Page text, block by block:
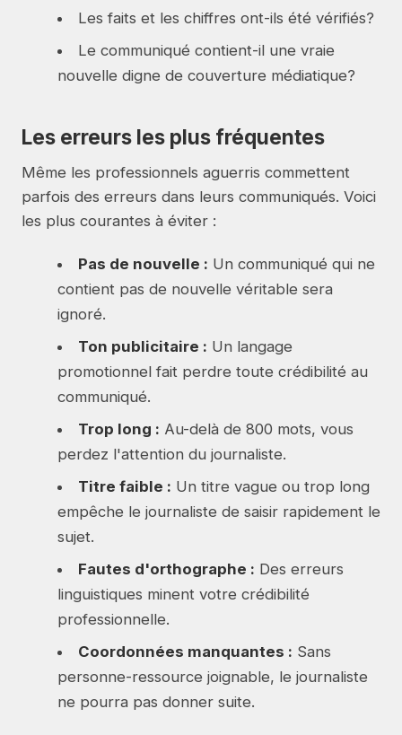
Les faits et les chiffres ont-ils été vérifiés?
Le communiqué contient-il une vraie
nouvelle digne de couverture médiatique?
Les erreurs les plus fréquentes
Même les professionnels aguerris commettent
parfois des erreurs dans leurs communiqués. Voici
les plus courantes à éviter :
Pas de nouvelle : Un communiqué qui ne
contient pas de nouvelle véritable sera
ignoré.
Ton publicitaire : Un langage
promotionnel fait perdre toute crédibilité au
communiqué.
Trop long : Au-delà de 800 mots, vous
perdez l'attention du journaliste.
Titre faible : Un titre vague ou trop long
empêche le journaliste de saisir rapidement le
sujet.
Fautes d'orthographe : Des erreurs
linguistiques minent votre crédibilité
professionnelle.
Coordonnées manquantes : Sans
personne-ressource joignable, le journaliste
ne pourra pas donner suite.